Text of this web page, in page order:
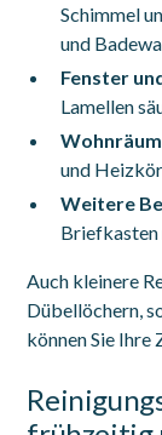
Schimmel
und
Fenster
Lamellen
und
Weitere
Briefkasten
Auch kleinere
Dübellöchern,
können Sie Ihre